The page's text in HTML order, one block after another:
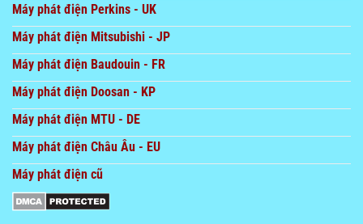
Máy phát điện Perkins - UK
Máy phát điện Mitsubishi - JP
Máy phát điện Baudouin - FR
Máy phát điện Doosan - KP
Máy phát điện MTU - DE
Máy phát điện Châu Âu - EU
Máy phát điện cũ